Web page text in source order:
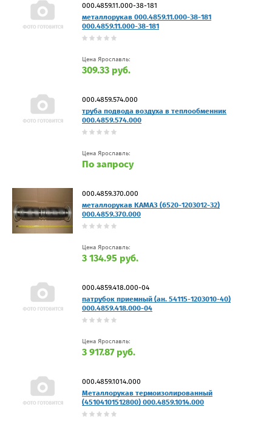
000.4859.11.000-38-181
металлорукав 000.4859.11.000-38-181
000.4859.11.000-38-181
Цена Ярославль:
309.33 руб.
000.4859.574.000
труба подвода воздуха в теплообменник
000.4859.574.000
Цена Ярославль:
По запросу
000.4859.370.000
металлорукав КАМАЗ (6520-1203012-32)
000.4859.370.000
Цена Ярославль:
3 134.95 руб.
000.4859.418.000-04
патрубок приемный (ан. 54115-1203010-40)
000.4859.418.000-04
Цена Ярославль:
3 917.87 руб.
000.4859.1014.000
Металлорукав термоизолированный
(45104101512800) 000.4859.1014.000